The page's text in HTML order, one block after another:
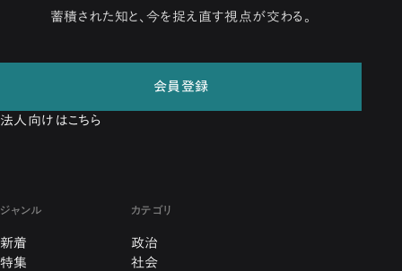
蓄積された知と、今を捉え直す視点が交わる。
会員登録
法人向けはこちら
ジャンル
新着
特集
カテゴリ
政治
社会